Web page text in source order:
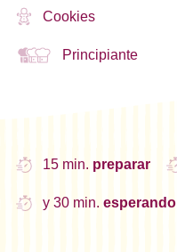
Cookies
Principiante
15 min. preparar
y 30 min. esperando